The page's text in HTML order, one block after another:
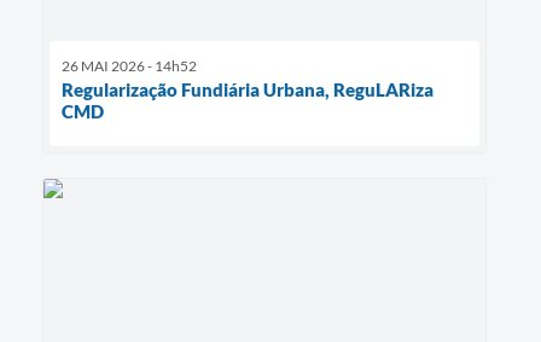
26 MAI 2026 - 14h52
Regularização Fundiária Urbana, ReguLARiza
CMD